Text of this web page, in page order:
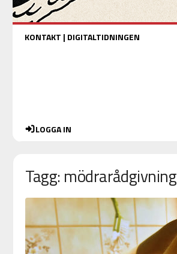
KONTAKT | DIGITALTIDNINGEN
LOGGA IN
Tagg: mödrarådgivning